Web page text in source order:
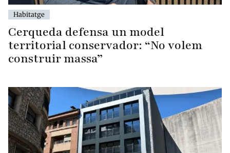
Habitatge
Cerqueda defensa un model
territorial conservador: “No volem
construir massa”